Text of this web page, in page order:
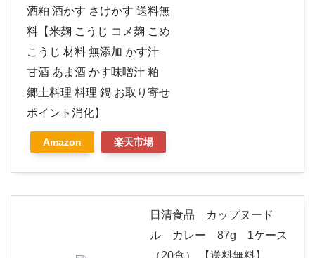
酒粕 酒かす さけかす 送料無
料【米麹 こうじ コメ麹 こめ
こうじ 材料 無添加 かす汁
甘酒 あま酒 かす味噌汁 粕
郷土料理 料理 鍋 お取り寄せ
ポイント消化】
Amazon 楽天市場
日清食品 カップヌード
ル カレー 87g 1ケース
（20食） 【送料無料】